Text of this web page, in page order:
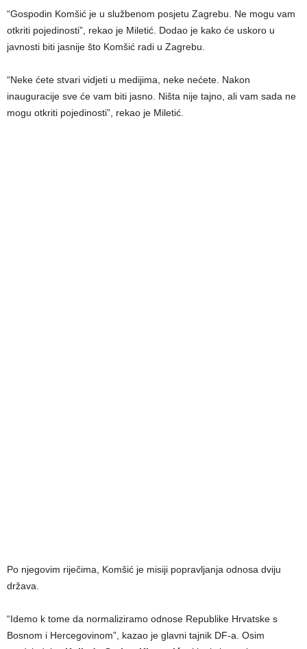
“Gospodin Komšić je u službenom posjetu Zagrebu. Ne mogu vam
otkriti pojedinosti”, rekao je Miletić. Dodao je kako će uskoro u
javnosti biti jasnije što Komšić radi u Zagrebu.
“Neke ćete stvari vidjeti u medijima, neke nećete. Nakon
inauguracije sve će vam biti jasno. Ništa nije tajno, ali vam sada ne
mogu otkriti pojedinosti”, rekao je Miletić.
Po njegovim riječima, Komšić je misiji popravljanja odnosa dviju
država.
“Idemo k tome da normaliziramo odnose Republike Hrvatske s
Bosnom i Hercegovinom”, kazao je glavni tajnik DF-a. Osim